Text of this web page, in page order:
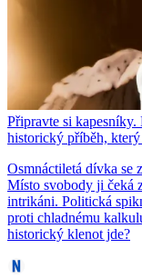
Připravte si
historický příběh,
Osmnáctiletá dívka se
Místo svobody ji čeká
intrikáni. Politická
proti chladnému
historický klenot jde?